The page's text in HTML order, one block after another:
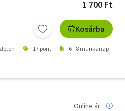
1 700 Ft
Kosárba
17 pont 6 - 8 munkanap
Online ár: